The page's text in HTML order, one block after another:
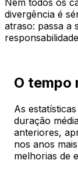
divergência é
atraso: passa a
O tempo
As
duração
anteriores,
nos anos
melhorias de